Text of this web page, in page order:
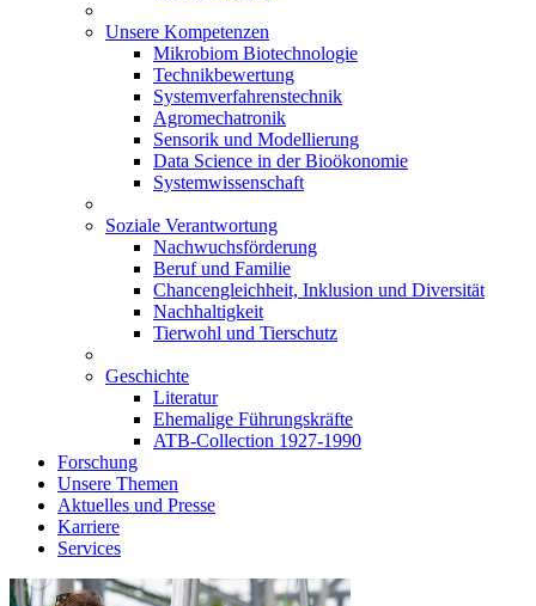
Unsere Kompetenzen
Mikrobiom Biotechnologie
Technikbewertung
Systemverfahrenstechnik
Agromechatronik
Sensorik und Modellierung
Data Science in der Bioökonomie
Systemwissenschaft
Soziale Verantwortung
Nachwuchsförderung
Beruf und Familie
Chancengleichheit, Inklusion und Diversität
Nachhaltigkeit
Tierwohl und Tierschutz
Geschichte
Literatur
Ehemalige Führungskräfte
ATB-Collection 1927-1990
Forschung
Unsere Themen
Aktuelles und Presse
Karriere
Services